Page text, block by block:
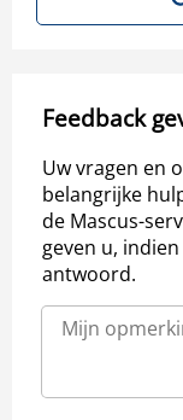
Feedback
Uw vragen en
belangrijke
de Mascus-
geven u,
antwoord.